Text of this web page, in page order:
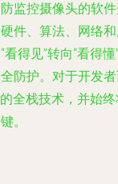
监控摄像头的软
件、算法、网络
看得见”转向“看得
防护。对于开发
全栈技术，并始
。